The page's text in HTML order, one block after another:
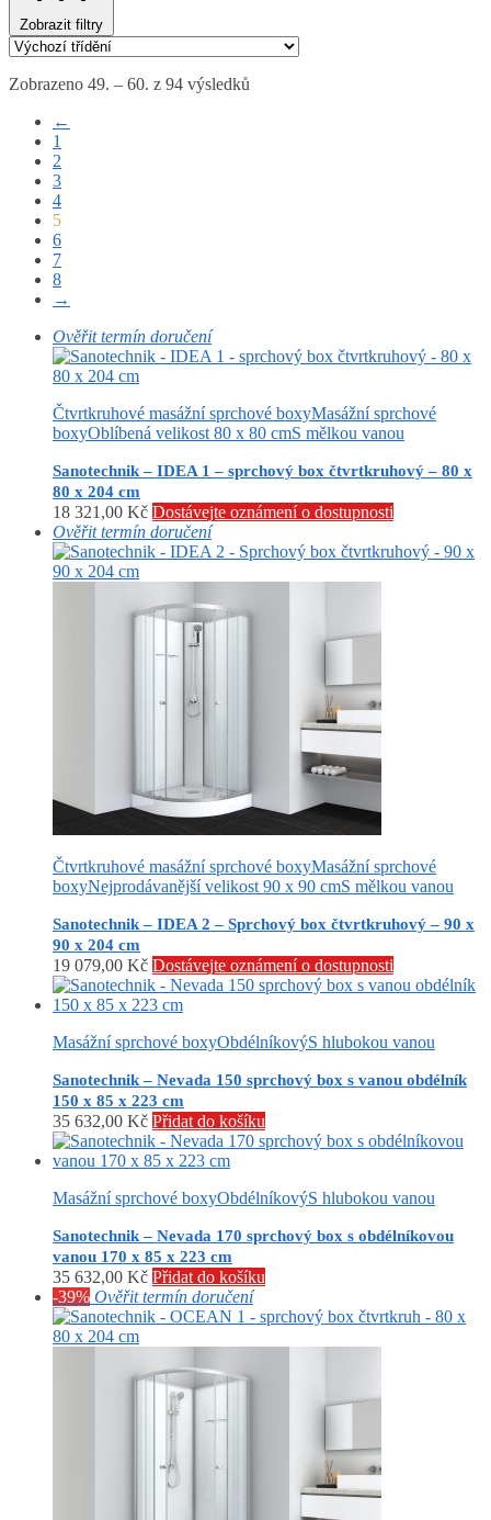
Zobrazit filtry
Zobrazeno 49. – 60. z 94 výsledků
←
1
2
3
4
5
6
7
8
→
Ověřit termín doručení
Čtvrtkruhové masážní sprchové boxyMasážní sprchové
boxyOblíbená velikost 80 x 80 cmS mělkou vanou
Sanotechnik – IDEA 1 – sprchový box čtvrtkruhový – 80 x
80 x 204 cm
18 321,00 Kč Dostávejte oznámení o dostupnosti
Ověřit termín doručení
Čtvrtkruhové masážní sprchové boxyMasážní sprchové
boxyNejprodávanější velikost 90 x 90 cmS mělkou vanou
Sanotechnik – IDEA 2 – Sprchový box čtvrtkruhový – 90 x
90 x 204 cm
19 079,00 Kč Dostávejte oznámení o dostupnosti
Masážní sprchové boxyObdélníkovýS hlubokou vanou
Sanotechnik – Nevada 150 sprchový box s vanou obdélník
150 x 85 x 223 cm
35 632,00 Kč Přidat do košíku
Masážní sprchové boxyObdélníkovýS hlubokou vanou
Sanotechnik – Nevada 170 sprchový box s obdélníkovou
vanou 170 x 85 x 223 cm
35 632,00 Kč Přidat do košíku
-39% Ověřit termín doručení